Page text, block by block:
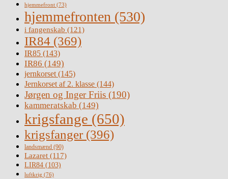
hjemmefront (73)
hjemmefronten (530)
i fangenskab (121)
IR84 (369)
IR85 (143)
IR86 (149)
jernkorset(145)
Jernkorset af 2. klasse (144)
Jørgen og Inger Friis (190)
kammeratskab (149)
krigsfange (650)
krigsfanger (396)
landsmænd (90)
Lazaret (117)
LIR84 (103)
luftkrig (76)